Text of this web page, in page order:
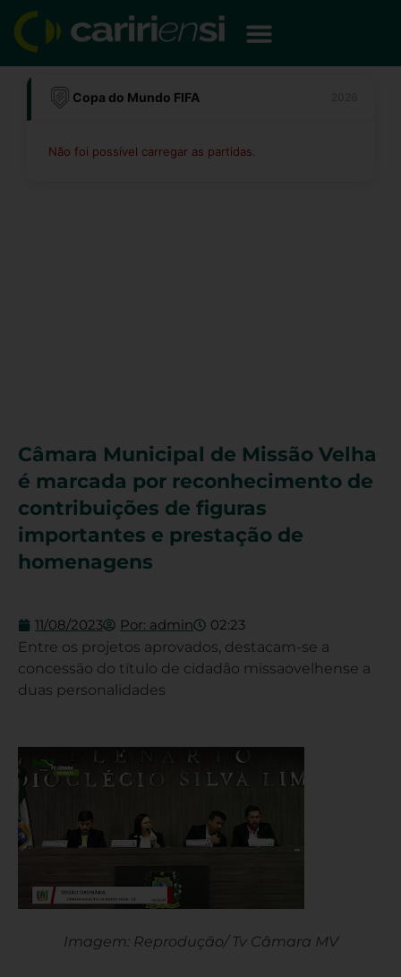
para
conteúdo
Copa do Mundo FIFA
Não foi possível carregar as partidas.
Câmara Municipal de Missão Velha
é marcada por reconhecimento de
contribuições de figuras
importantes e prestação de
homenagens
11/08/2023 Por: admin 02:23
Entre os projetos aprovados, destacam-se a
concessão do título de cidadão missaovelhense a
duas personalidades
Imagem: Reprodução/ Tv Câmara MV